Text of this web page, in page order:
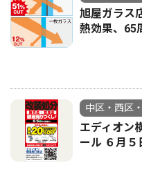
旭屋ガラ
熱効果、65
中区・西区
エディオン
ール ６月５